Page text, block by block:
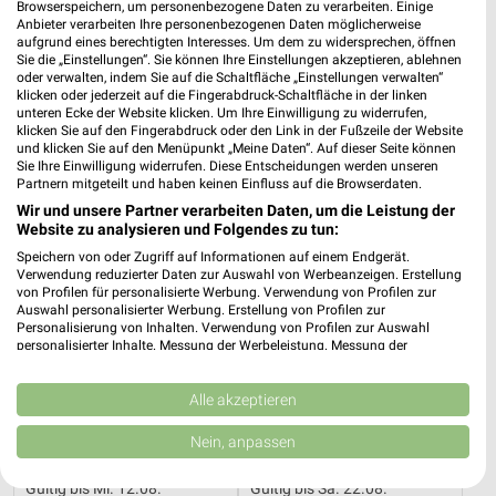
für Altenholz
6 Prospekte
Kaufland
10 km
Angebote ab 06.08.
Gültig bis Mi. 12.08.
Neubauer Touristik
Angebote ab 25.07.
Gültig bis Sa. 22.08.
Browserspeichern, um personenbezogene Daten zu verarbeiten. Einige
Anbieter verarbeiten Ihre personenbezogenen Daten möglicherweise
aufgrund eines berechtigten Interesses. Um dem zu widersprechen, öffnen
Sie die „Einstellungen“. Sie können Ihre Einstellungen akzeptieren, ablehnen
oder verwalten, indem Sie auf die Schaltfläche „Einstellungen verwalten“
klicken oder jederzeit auf die Fingerabdruck-Schaltfläche in der linken
unteren Ecke der Website klicken. Um Ihre Einwilligung zu widerrufen,
klicken Sie auf den Fingerabdruck oder den Link in der Fußzeile der Website
und klicken Sie auf den Menüpunkt „Meine Daten“. Auf dieser Seite können
Sie Ihre Einwilligung widerrufen. Diese Entscheidungen werden unseren
Partnern mitgeteilt und haben keinen Einfluss auf die Browserdaten.
Wir und unsere Partner verarbeiten Daten, um die Leistung der
Website zu analysieren und Folgendes zu tun:
Speichern von oder Zugriff auf Informationen auf einem Endgerät.
Verwendung reduzierter Daten zur Auswahl von Werbeanzeigen. Erstellung
von Profilen für personalisierte Werbung. Verwendung von Profilen zur
Auswahl personalisierter Werbung. Erstellung von Profilen zur
Personalisierung von Inhalten. Verwendung von Profilen zur Auswahl
personalisierter Inhalte. Messung der Werbeleistung. Messung der
Kombinationen von Daten aus verschiedenen Quellen. Entwicklung und
Verbesserung der Angebote. Verwendung reduzierter Daten zur Auswahl
von Inhalten.
Daten können außerhalb der Europäischen Union weitergegeben und in die
USA gesendet werden.
Website/App.
Alle akzeptieren
Nein, anpassen